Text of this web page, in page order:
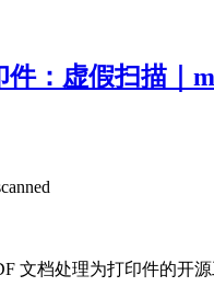
：虚假扫描｜
文档处理为打印件的